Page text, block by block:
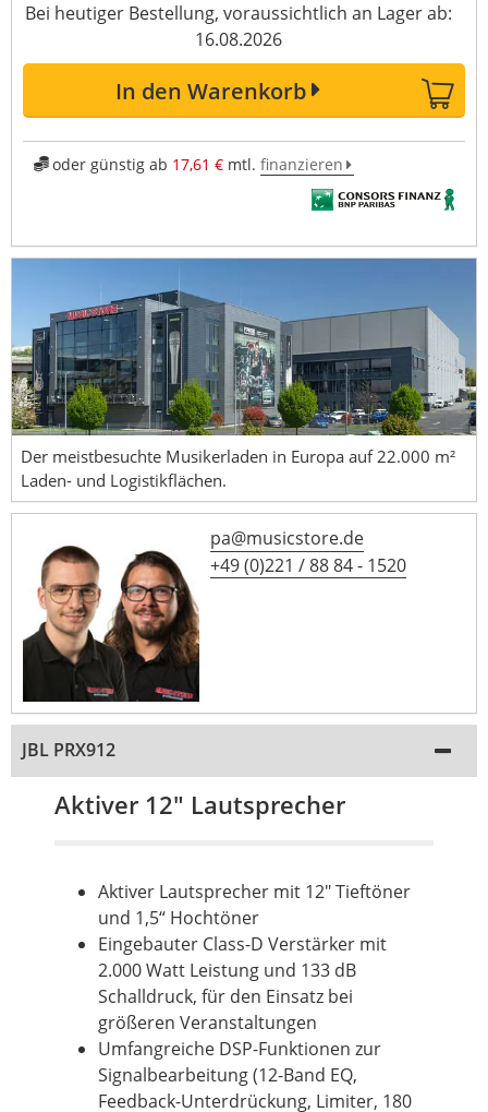
Bei heutiger Bestellung, voraussichtlich an Lager ab:
16.08.2026
In den Warenkorb
oder günstig ab 17,61 €mtl. finanzieren
Der meistbesuchte Musikerladen in Europa auf 22.000 m²
Laden- und Logistikflächen.
pa@musicstore.de
+49 (0)221 / 88 84 - 1520
JBL PRX912
Aktiver 12" Lautsprecher
Aktiver Lautsprecher mit 12"Tieftöner
und 1,5“ Hochtöner
Eingebauter Class-D Verstärker mit
2.000 Watt Leistung und 133 dB
Schalldruck, für den Einsatz bei
größeren Veranstaltungen
Umfangreiche DSP-Funktionen zur
Signalbearbeitung (12-Band EQ,
Feedback-Unterdrückung, Limiter, 180